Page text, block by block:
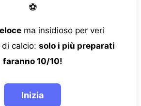
⚽
ma insidioso per veri
calcio: solo i più preparati
faranno 10/10!